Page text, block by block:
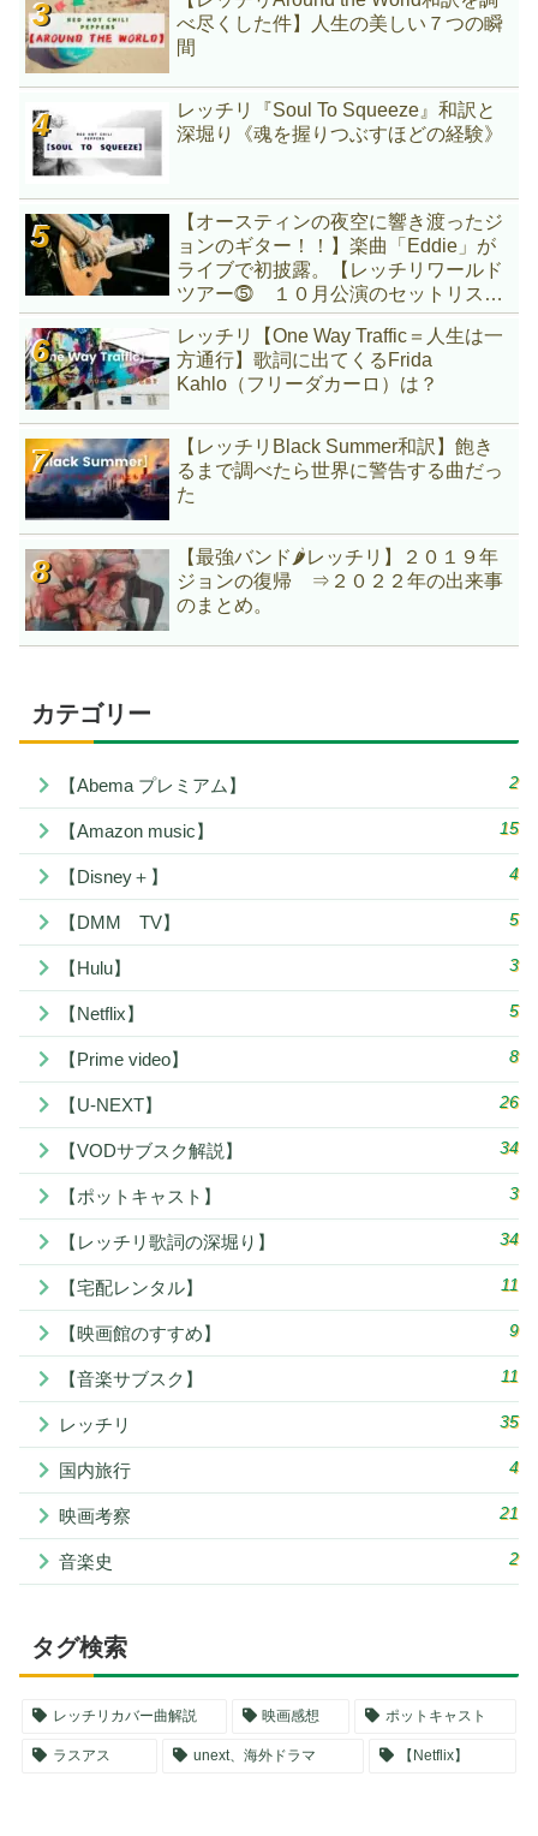
べ尽くした件】人生の美しい７つの瞬
間
レッチリ『Soul To Squeeze』和訳と
深堀り《魂を握りつぶすほどの経験》
【オースティンの夜空に響き渡ったジ
ョンのギター！！】楽曲「Eddie」が
ライブで初披露。【レッチリワールド
ツアー⓹ １０月公演のセットリスト
はどんな感じ？】
レッチリ【One Way Traffic＝人生は一
方通行】歌詞に出てくるFrida
Kahlo（フリーダカーロ）は？
【レッチリBlack Summer和訳】飽き
るまで調べたら世界に警告する曲だっ
た
【最強バンド🌶レッチリ】２０１９年
ジョンの復帰 ⇒２０２２年の出来事
のまとめ。
カテゴリー
【Abema プレミアム】 2
【Amazon music】 15
【Disney＋】 4
【DMM TV】 5
【Hulu】 3
【Netflix】 5
【Prime video】 8
【U-NEXT】 26
【VODサブスク解説】 34
【ポットキャスト】 3
【レッチリ歌詞の深堀り】 34
【宅配レンタル】 11
【映画館のすすめ】 9
【音楽サブスク】 11
レッチリ 35
国内旅行 4
映画考察 21
音楽史 2
タグ検索
レッチリカバー曲解説 映画感想 ポットキャスト
ラスアス unext、海外ドラマ 【Netflix】